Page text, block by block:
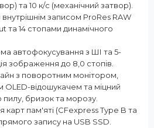
та 10 к/с (механічний затвор).
записом ProRes RAW
та 14 стопами динамічного
автофокусування з ШІ та 5-
зображення до 8,0 стопів.
з поворотним монітором,
OLED-відошукачем та міцний
пилу, бризок та морозу.
карт пам'яті (CFexpress Type B та
запису на USB SSD.